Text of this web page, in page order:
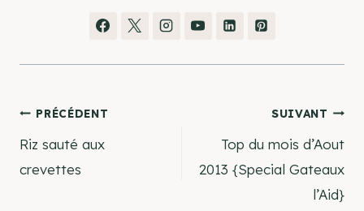
Navigation
de
PRÉCÉDENT
Riz sauté aux
crevettes
SUIVANT
Top du mois d’Aout
2013 {Special Gateaux
l’Aid}